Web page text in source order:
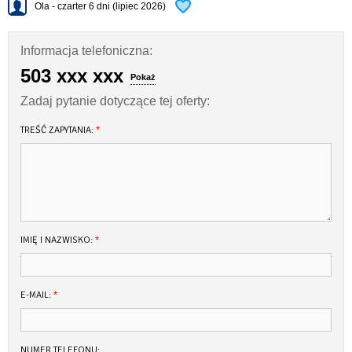
Radio CDOla - czarter 6 dni (lipiec 2026)
Informacja telefoniczna:
503 xxx xxx Pokaż
Zadaj pytanie dotyczące tej oferty:
TREŚĆ ZAPYTANIA: *
IMIĘ I NAZWISKO: *
E-MAIL: *